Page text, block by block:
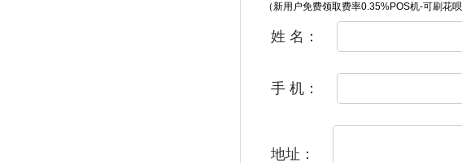
（新用户免费领取费率0.35%POS机-可刷花呗
姓 名：
手 机：
地址：